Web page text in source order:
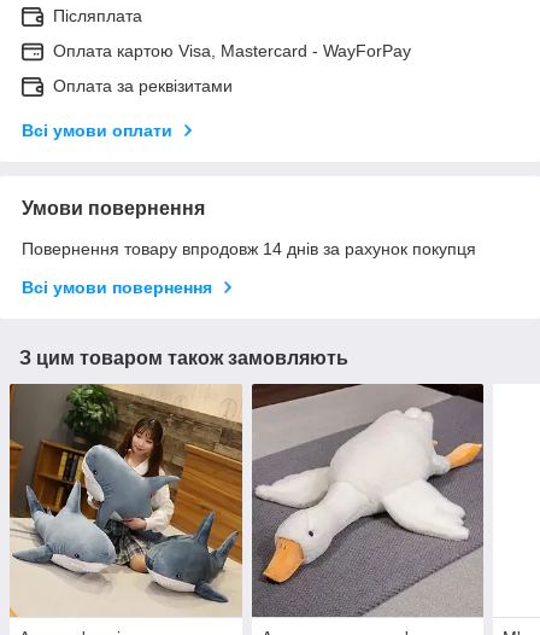
Післяплата
Оплата картою Visa, Mastercard - WayForPay
Оплата за реквізитами
Всі умови оплати
Умови повернення
Повернення товару впродовж 14 днів за рахунок покупця
Всі умови повернення
З цим товаром також замовляють